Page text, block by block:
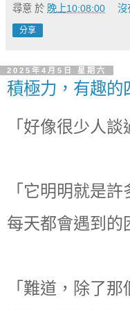
尋意 於 晚上10:08:00 沒
分享
2025年4月5日 星期六
積極力，有趣的
「好像很少人談
「它明明就是許
每天都會遇到的
「難道，除了那